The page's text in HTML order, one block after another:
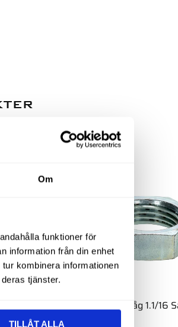
Om
funktioner för
information från din enhet
kombinera informationen
tjänster.
TILLÅT ALLA
Mutter Låg 1.1/16